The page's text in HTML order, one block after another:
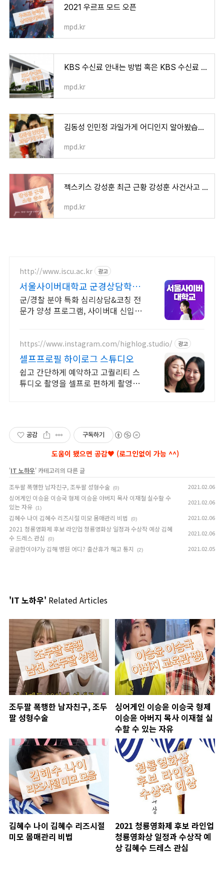
2021 우르프 모드 오픈
mpd.kr
KBS 수신료 안내는 방법 혹은 KBS 수신료 거부 방법
mpd.kr
김동성 인민정 과일가게 어디인지 알아봤습니다.
mpd.kr
젝스키스 강성훈 최근 근황 강성훈 사건사고 최근 판결 결과
mpd.kr
http://www.iscu.ac.kr 광고
서울사이버대학교 군경상담학과
2026 가을학기 신편입생
군/경찰 분야 특화 심리상담&코칭 전
문가 양성 프로그램, 사이버대 신입생
https://www.instagram.com/highlog.studio/ 광고
셀프프로필 하이로그 스튜디오
쉽고 간단하게 예약하고 고퀄리티 스
튜디오 촬영을 셀프로 편하게 촬영하
공감 구독하기
'IT 노하우' 카테고리의 다른 글
조두팔 폭행한 남자친구, 조두팔 성형수술
(0) 2021.02.06
싱어게인 이승윤 이승국 형제 이승윤 아버지 목사 이재철 실수할 수
있는 자유 (1)
2021.02.06
김혜수 나이 김혜수 리즈시절 미모 몸매관리 비법 (0) 2021.02.06
2021 청룡영화제 후보 라인업 청룡영화상 일정과 수상작 예상 김혜
수 드레스 관심
(0)
2021.02.06
궁금한이야기y 김해 병원 어디? 출산휴가 해고 통지 (2) 2021.02.05
'IT 노하우' Related Articles
조두팔 폭행한 남자친구, 조두
팔 성형수술
싱어게인 이승윤 이승국 형제
이승윤 아버지 목사 이재철 실
수할 수 있는 자유
김혜수 나이 김혜수 리즈시절
미모 몸매관리 비법
2021 청룡영화제 후보 라인업
청룡영화상 일정과 수상작 예
상 김혜수 드레스 관심